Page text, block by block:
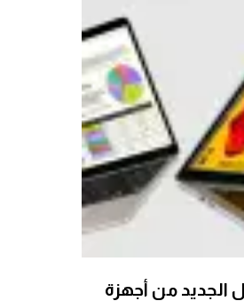
الجديد من أجهزة